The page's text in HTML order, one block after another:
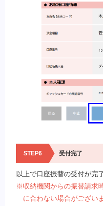
STEP6 受付完了
以上で口座振替の受付が完
※収納機関からの振替請求
に合わない場合がござい